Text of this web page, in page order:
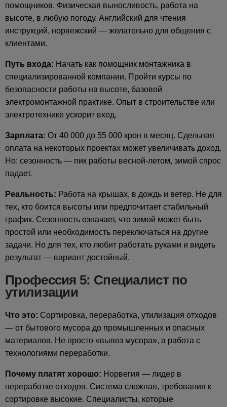
помощников. Физическая выносливость, работа на
высоте, в любую погоду. Английский для чтения
инструкций, норвежский — желательно для общения с
клиентами.
Путь входа: Начать как помощник монтажника в
специализированной компании. Пройти курсы по
безопасности работы на высоте, базовой
электромонтажной практике. Опыт в строительстве или
электротехнике ускорит вход.
Зарплата: От 40 000 до 55 000 крон в месяц. Сдельная
оплата на некоторых проектах может увеличивать доход.
Но: сезонность — пик работы весной-летом, зимой спрос
падает.
Реальность: Работа на крышах, в дождь и ветер. Не для
тех, кто боится высоты или предпочитает стабильный
график. Сезонность означает, что зимой может быть
простой или необходимость переключаться на другие
задачи. Но для тех, кто любит работать руками и видеть
результат — вариант достойный.
Профессия 5: Специалист по
утилизации
Что это: Сортировка, переработка, утилизация отходов
— от бытового мусора до промышленных и опасных
материалов. Не просто «вывоз мусора», а работа с
технологиями переработки.
Почему платят хорошо: Норвегия — лидер в
переработке отходов. Система сложная, требования к
сортировке высокие. Специалисты, которые